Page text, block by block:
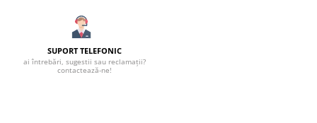
SUPORT TELEFONIC
ai întrebări, sugestii sau reclamații?
contactează-ne!